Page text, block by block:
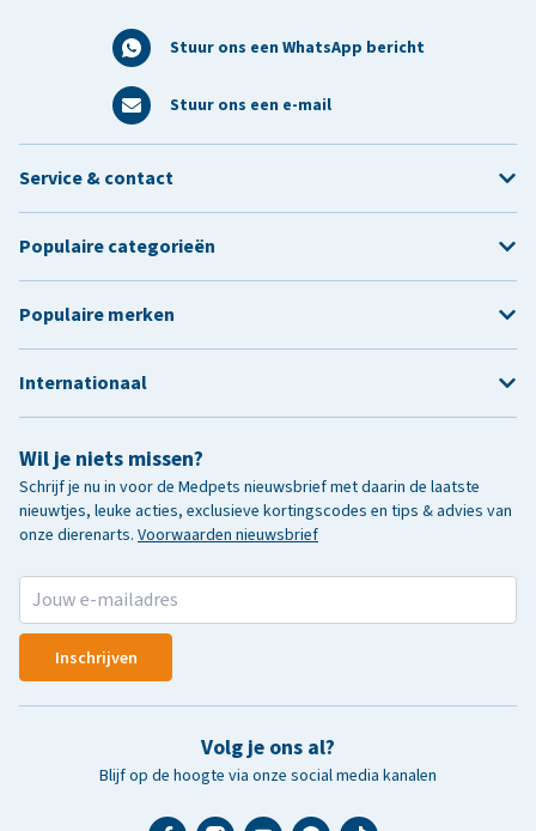
Stuur ons een WhatsApp bericht
Stuur ons een e-mail
Wil je niets missen?
Schrijf je nu in voor de Medpets nieuwsbrief met daarin de laatste
nieuwtjes, leuke acties, exclusieve kortingscodes en tips & advies van
onze dierenarts. Voorwaarden nieuwsbrief
Inschrijven
Volg je ons al?
Blijf op de hoogte via onze social media kanalen
Service & contact
Populaire categorieën
Populaire merken
Internationaal